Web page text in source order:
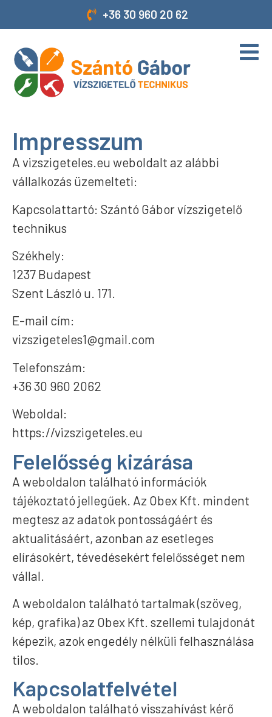
+36 30 960 20 62
Impresszum
A vizszigeteles.eu weboldalt az alábbi
vállalkozás üzemelteti:
Kapcsolattartó: Szántó Gábor vízszigetelő
technikus
Székhely:
1237 Budapest
Szent László u. 171.
E-mail cím:
vizszigeteles1@gmail.com
Telefonszám:
+36 30 960 2062
Weboldal:
https://vizszigeteles.eu
Felelősség kizárása
A weboldalon található információk
tájékoztató jellegűek. Az Obex Kft. mindent
megtesz az adatok pontosságáért és
aktualitásáért, azonban az esetleges
elírásokért, tévedésekért felelősséget nem
vállal.
A weboldalon található tartalmak (szöveg,
kép, grafika) az Obex Kft. szellemi tulajdonát
képezik, azok engedély nélküli felhasználása
tilos.
Kapcsolatfelvétel
A weboldalon található visszahívást kérő